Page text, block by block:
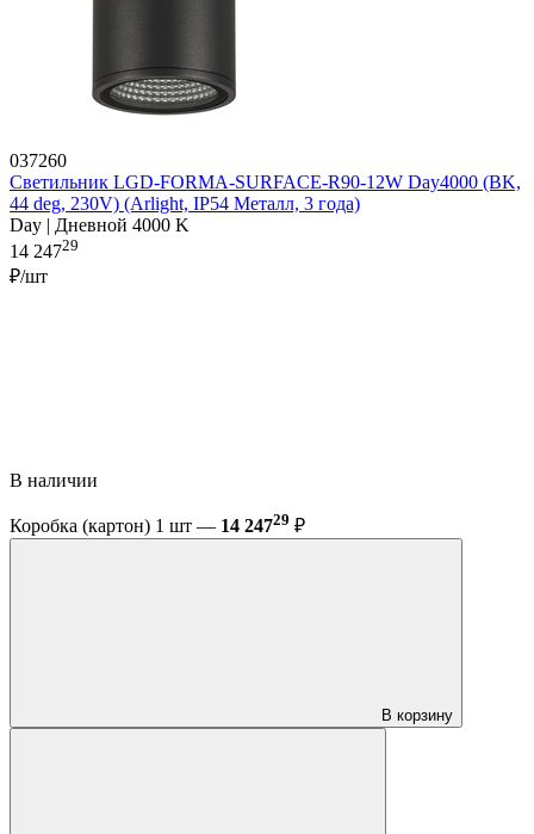
037260
Светильник LGD-FORMA-SURFACE-R90-12W Day4000 (BK,
44 deg, 230V) (Arlight, IP54 Металл, 3 года)
Day | Дневной 4000 K
14 24729
₽/шт
В наличии
Коробка (картон) 1 шт — 14 24729 ₽
В корзину